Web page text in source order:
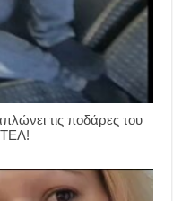
τις ποδάρες του